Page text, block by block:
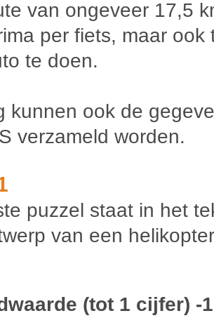
van ongeveer 17,5
per fiets, maar ook
te doen.
kunnen ook de
verzameld worden.
puzzel staat in het
van een
(tot 1 cijfer) -1